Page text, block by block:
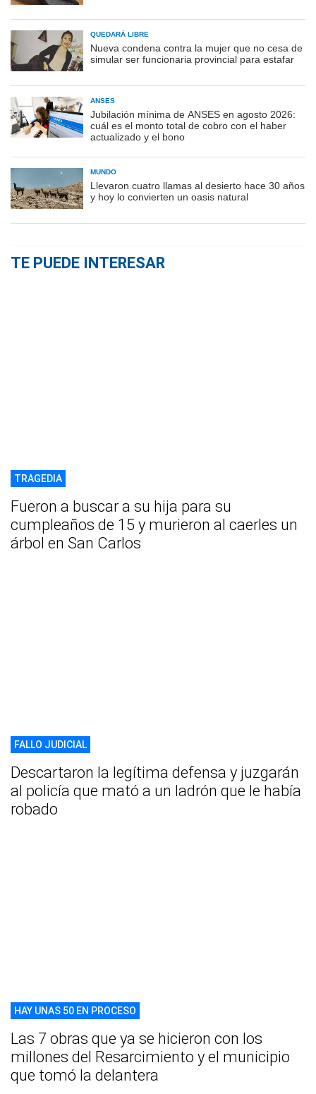
QUEDARÁ LIBRE
Nueva condena contra la mujer que no cesa de
simular ser funcionaria provincial para estafar
ANSES
Jubilación mínima de ANSES en agosto 2026:
cuál es el monto total de cobro con el haber
actualizado y el bono
MUNDO
Llevaron cuatro llamas al desierto hace 30 años
y hoy lo convierten un oasis natural
TE PUEDE INTERESAR
TRAGEDIA
Fueron a buscar a su hija para su
cumpleaños de 15 y murieron al caerles un
árbol en San Carlos
FALLO JUDICIAL
Descartaron la legítima defensa y juzgarán
al policía que mató a un ladrón que le había
robado
HAY UNAS 50 EN PROCESO
Las 7 obras que ya se hicieron con los
millones del Resarcimiento y el municipio
que tomó la delantera